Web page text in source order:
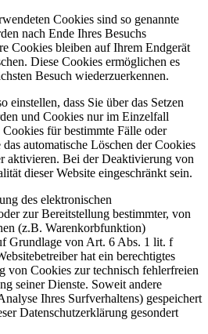
Cookies sind so genannte
nach Ende Ihres Besuchs
Cookies bleiben auf Ihrem Endgerät
Diese Cookies ermöglichen es
Besuch wiederzuerkennen.
einstellen, dass Sie über das Setzen
und Cookies nur im Einzelfall
für bestimmte Fälle oder
automatische Löschen der Cookies
aktivieren. Bei der Deaktivierung von
dieser Website eingeschränkt sein.
des elektronischen
zur Bereitstellung bestimmter, von
(z.B. Warenkorbfunktion)
Grundlage von Art. 6 Abs. 1 lit. f
hat ein berechtigtes
von Cookies zur technisch fehlerfreien
seiner Dienste. Soweit andere
Ihres Surfverhaltens) gespeichert
Datenschutzerklärung gesondert